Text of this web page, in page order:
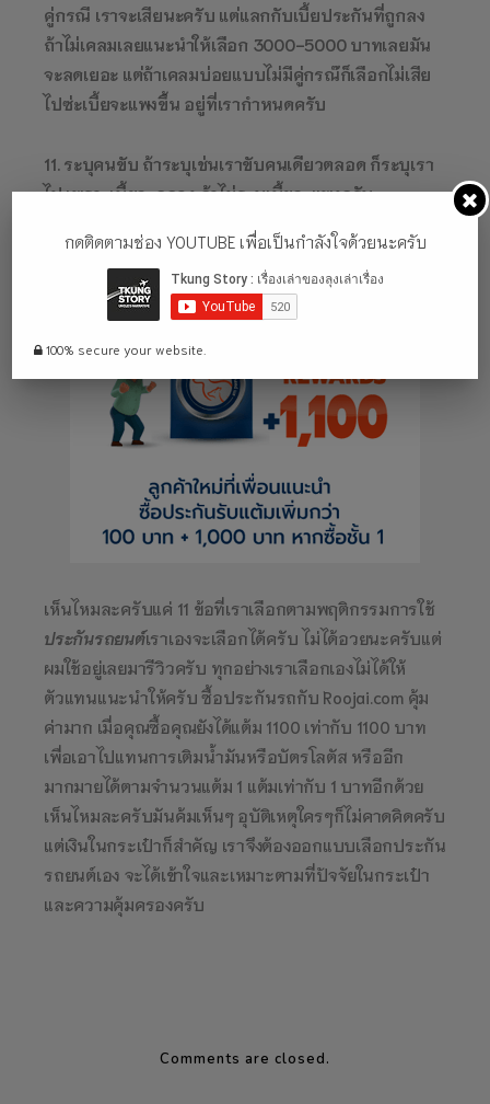
คู่กรณี เราจะเสียนะครับ แต่แลกกับเบี้ยประกันที่ถูกลง
ถ้าไม่เคลมเลยแนะนำให้เลือก 3000-5000 บาทเลยมัน
จะลดเยอะ แต่ถ้าเคลมบ่อยแบบไม่มีคู่กรณ๊ก็เลือกไม่เสีย
ไปซ่ะเบี้ยจะแพงขึ้น อยู่ที่เรากำหนดครับ
11. ระบุคนขับ ถ้าระบุเช่นเราขับคนเดียวตลอด ก็ระบุเรา
ไป เพราะเบี้ยจะถูกลง ถ้าไม่ระบุเบี้ยจะแพงครับ
เห็นไหมละครับแค่ 11 ข้อที่เราเลือกตามพฤติกรรมการใช้
ประกันรถยนต์เราเองจะเลือกได้ครับ ไม่ได้อวยนะครับแต่
ผมใช้อยู่เลยมารีวิวครับ ทุกอย่างเราเลือกเองไม่ได้ให้
ตัวแทนแนะนำให้ครับ ซื้อประกันรถกับ Roojai.com คุ้ม
ค่ามาก เมื่อคุณซื้อคุณยังได้แต้ม 1100 เท่ากับ 1100 บาท
เพื่อเอาไปแทนการเติมน้ำมันหรือบัตรโลตัส หรืออีก
มากมายได้ตามจำนวนแต้ม 1 แต้มเท่ากับ 1 บาทอีกด้วย
เห็นไหมละครับมันค้มเห็นๆ อุบัติเหตุใครๆก็ไม่คาดคิดครับ
แต่เงินในกระเป๋าก็สำคัญ เราจึงต้องออกแบบเลือกประกัน
รถยนต์เอง จะได้เข้าใจและเหมาะตามที่ปัจจัยในกระเป๋า
และความคุ้มครองครับ
Comments are closed.
กดติดตามช่อง YOUTUBE เพื่อเป็นกำลังใจด้วยนะครับ
100% secure your website.